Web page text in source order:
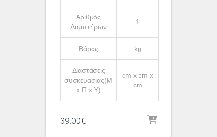
Αριθμός
Λαμπτήρων
1
Βάρος kg
Διαστάσεις
συσκευασίας(Μ
x Π x Υ)
cm x cm x
cm
39.00€